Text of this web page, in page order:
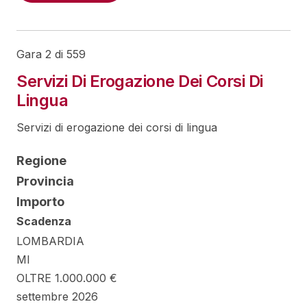
Gara 2 di 559
Servizi Di Erogazione Dei Corsi Di
Lingua
Servizi di erogazione dei corsi di lingua
Regione
Provincia
Importo
Scadenza
LOMBARDIA
MI
OLTRE 1.000.000 €
settembre 2026